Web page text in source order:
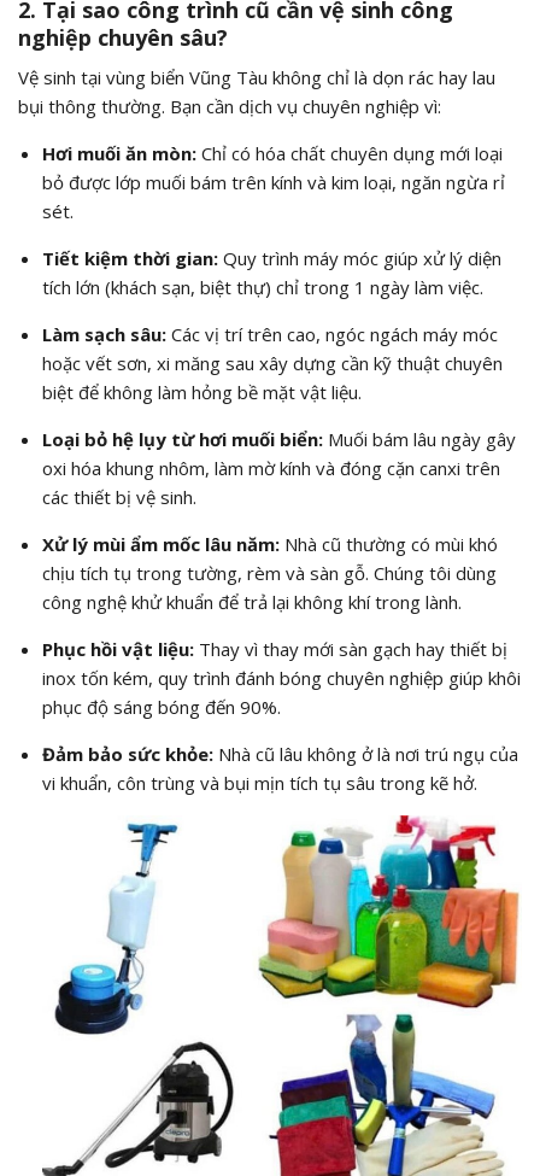
2. Tại sao công trình cũ cần vệ sinh công
nghiệp chuyên sâu?
Vệ sinh tại vùng biển Vũng Tàu không chỉ là dọn rác hay lau
bụi thông thường. Bạn cần dịch vụ chuyên nghiệp vì:
Hơi muối ăn mòn:Chỉ có hóa chất chuyên dụng mới loại
bỏ được lớp muối bám trên kính và kim loại, ngăn ngừa rỉ
sét.
Tiết kiệm thời gian:Quy trình máy móc giúp xử lý diện
tích lớn (khách sạn, biệt thự) chỉ trong 1 ngày làm việc.
Làm sạch sâu:Các vị trí trên cao, ngóc ngách máy móc
hoặc vết sơn, xi măng sau xây dựng cần kỹ thuật chuyên
biệt để không làm hỏng bề mặt vật liệu.
Loại bỏ hệ lụy từ hơi muối biển:Muối bám lâu ngày gây
oxi hóa khung nhôm, làm mờ kính và đóng cặn canxi trên
các thiết bị vệ sinh.
Xử lý mùi ẩm mốc lâu năm:Nhà cũ thường có mùi khó
chịu tích tụ trong tường, rèm và sàn gỗ. Chúng tôi dùng
công nghệ khử khuẩn để trả lại không khí trong lành.
Phục hồi vật liệu:Thay vì thay mới sàn gạch hay thiết bị
inox tốn kém, quy trình đánh bóng chuyên nghiệp giúp khôi
phục độ sáng bóng đến 90%.
Đảm bảo sức khỏe:Nhà cũ lâu không ở là nơi trú ngụ của
vi khuẩn, côn trùng và bụi mịn tích tụ sâu trong kẽ hở.